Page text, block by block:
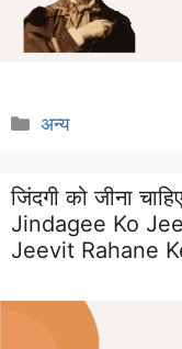
Categories
अन्य
जिंदगी को जीना
Jindagee Ko
Jeevit Rahane